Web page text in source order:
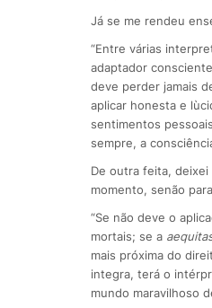
Já se me rendeu
“Entre várias
adaptador
deve perder jamais
aplicar honesta e
sentimentos
sempre, a
De outra feita,
momento, senão
“Se não deve o
mortais; se a
mais próxima do
integra, terá o
mundo maravilhoso